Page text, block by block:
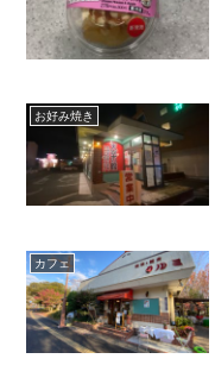
お好み焼き
カフェ